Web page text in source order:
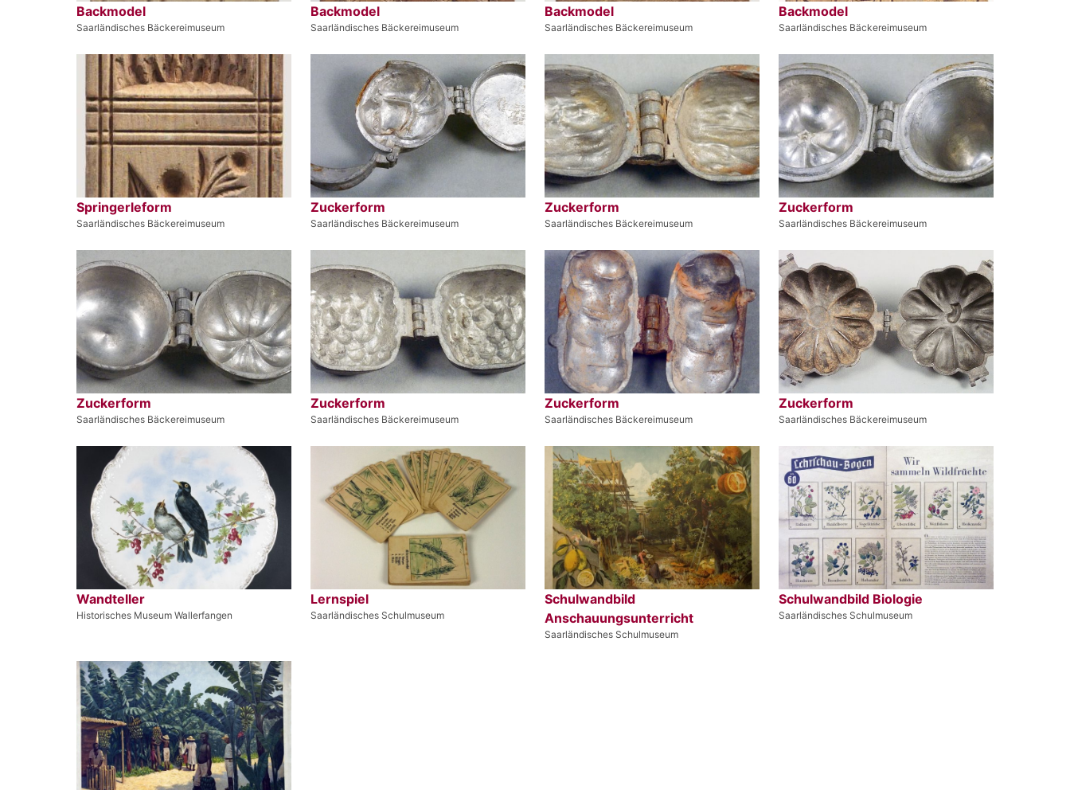
Backmodel
Saarländisches Bäckereimuseum
Backmodel
Saarländisches Bäckereimuseum
Backmodel
Saarländisches Bäckereimuseum
Backmodel
Saarländisches Bäckereimuseum
Springerleform
Saarländisches Bäckereimuseum
Zuckerform
Saarländisches Bäckereimuseum
Zuckerform
Saarländisches Bäckereimuseum
Zuckerform
Saarländisches Bäckereimuseum
Zuckerform
Saarländisches Bäckereimuseum
Zuckerform
Saarländisches Bäckereimuseum
Zuckerform
Saarländisches Bäckereimuseum
Zuckerform
Saarländisches Bäckereimuseum
Wandteller
Historisches Museum Wallerfangen
Lernspiel
Saarländisches Schulmuseum
Schulwandbild
Anschauungsunterricht
Saarländisches Schulmuseum
Schulwandbild Biologie
Saarländisches Schulmuseum